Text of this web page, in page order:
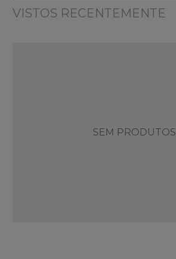
VISTOS RECENTEMENTE
SEM PRODUTOS